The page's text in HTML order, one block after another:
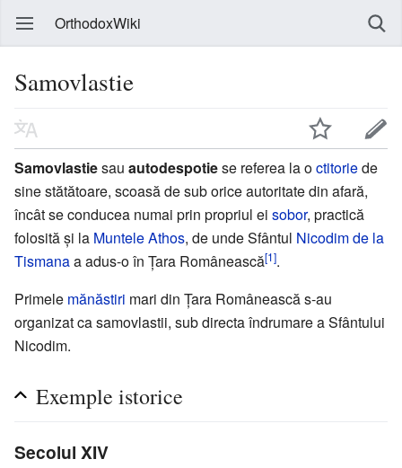
OrthodoxWiki
Samovlastie
Samovlastiesau autodespotiese referea la octitoriede
sine stătătoare, scoasă de sub orice autoritate din afară,
încât se conducea numai prin propriul ei sobor, practică
folosită și la Muntele Athos, de unde Sfântul Nicodim de la
Tismanaa adus-o în Țara Românească[1].
Primele mănăstiri mari din Țara Românească s-au
organizat ca samovlastii, sub directa îndrumare a Sfântului
Nicodim.
Exemple istorice
Secolul XIV